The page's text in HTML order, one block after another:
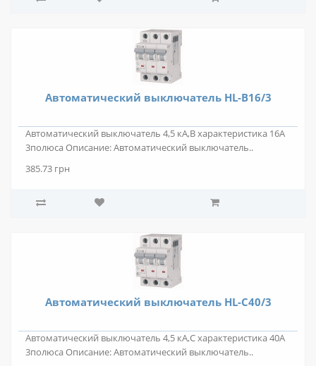
Автоматический выключатель HL-B16/3
Автоматический выключатель 4,5 кА,В характеристика 16А
3полюса Описание: Автоматический выключатель..
385.73 грн
Автоматический выключатель HL-C40/3
Автоматический выключатель 4,5 кА,С характеристика 40А
3полюса Описание: Автоматический выключатель..